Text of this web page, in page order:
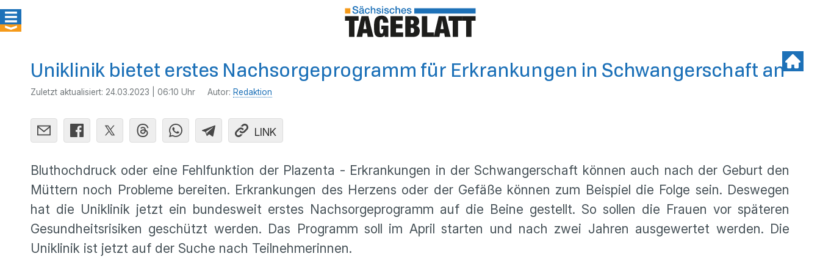
Uniklinik bietet erstes Nachsorgeprogramm für Erkrankungen in Schwangerschaft an
Zuletzt aktualisiert: 24.03.2023 | 06:10 Uhr Autor: Redaktion
LINK
Bluthochdruck oder eine Fehlfunktion der Plazenta - Erkrankungen in der Schwangerschaft können auch nach der Geburt den
Müttern noch Probleme bereiten. Erkrankungen des Herzens oder der Gefäße können zum Beispiel die Folge sein. Deswegen
hat die Uniklinik jetzt ein bundesweit erstes Nachsorgeprogramm auf die Beine gestellt. So sollen die Frauen vor späteren
Gesundheitsrisiken geschützt werden. Das Programm soll im April starten und nach zwei Jahren ausgewertet werden. Die
Uniklinik ist jetzt auf der Suche nach Teilnehmerinnen.